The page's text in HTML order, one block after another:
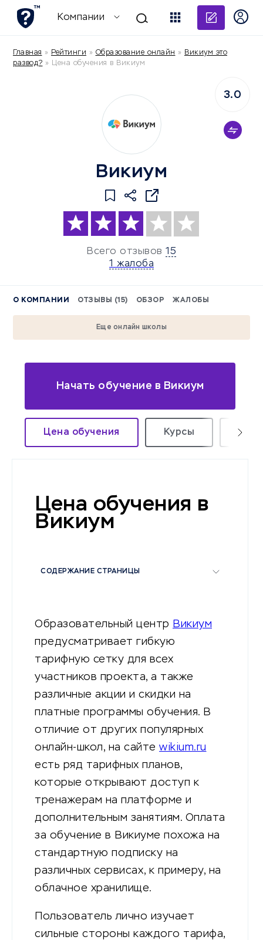
Компании
Главная » Рейтинги » Образование онлайн » Викиум это
развод? » Цена обучения в Викиум
Викиум
Всего отзывов 15
1 жалоба
3.0
О КОМПАНИИ ОТЗЫВЫ (15) ОБЗОР ЖАЛОБЫ
Еще онлайн школы
Начать обучение в Викиум
Цена обучения Курсы
Цена обучения в
Викиум
СОДЕРЖАНИЕ СТРАНИЦЫ
Образовательный центр Викиум
предусматривает гибкую
тарифную сетку для всех
участников проекта, а также
различные акции и скидки на
платные программы обучения. В
отличие от других популярных
онлайн-школ, на сайте wikium.ru
есть ряд тарифных планов,
которые открывают доступ к
тренажерам на платформе и
дополнительным занятиям. Оплата
за обучение в Викиуме похожа на
стандартную подписку на
различных сервисах, к примеру, на
облачное хранилище.
Пользователь лично изучает
сильные стороны каждого тарифа,